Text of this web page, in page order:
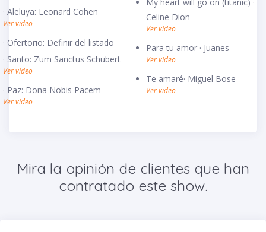
· Aleluya: Leonard Cohen
Ver video
· Ofertorio: Definir del listado
· Santo: Zum Sanctus Schubert
Ver video
· Paz: Dona Nobis Pacem
Ver video
Celine Dion
Ver video
Para tu amor · Juanes
Ver video
Te amaré· Miguel Bose
Ver video
Mira la opinión de clientes que han
contratado este show.